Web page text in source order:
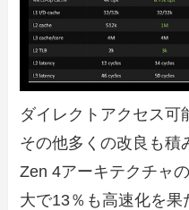
ダイレクトアクセス可
その他多くの改良も積
Zen 4アーキテクチャ
大で13％も高速化を果